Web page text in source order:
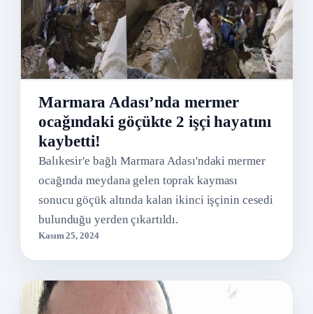
Marmara Adası’nda mermer
ocağındaki göçükte 2 işçi hayatını
kaybetti!
Balıkesir'e bağlı Marmara Adası'ndaki mermer
ocağında meydana gelen toprak kayması
sonucu göçük altında kalan ikinci işçinin cesedi
bulunduğu yerden çıkartıldı.
Kasım 25, 2024